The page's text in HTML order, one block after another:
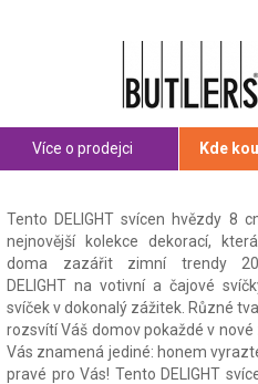
Více o prodejci Kde
Tento DELIGHT svícen hvězdy 8
nejnovější kolekce dekorací,
doma zazářit zimní trendy
DELIGHT na votivní a čajové
svíček v dokonalý zážitek. Různé
rozsvítí Váš domov pokaždé v nové
Vás znamená jediné: honem
pravé pro Vás! Tento DELIGHT